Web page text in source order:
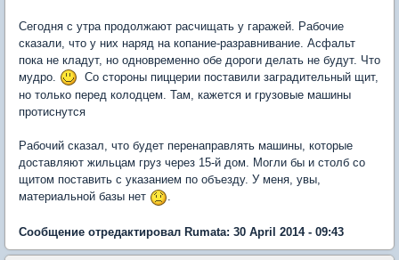
Сегодня с утра продолжают расчищать у гаражей. Рабочие
сказали, что у них наряд на копание-разравнивание. Асфальт
пока не кладут, но одновременно обе дороги делать не будут. Что
мудро.
Со стороны пиццерии поставили заградительный щит,
но только перед колодцем. Там, кажется и грузовые машины
протиснутся
Рабочий сказал, что будет перенаправлять машины, которые
доставляют жильцам груз через 15-й дом. Могли бы и столб со
щитом поставить с указанием по объезду. У меня, увы,
материальной базы нет
.
Сообщение отредактировал Rumata: 30 April 2014 - 09:43